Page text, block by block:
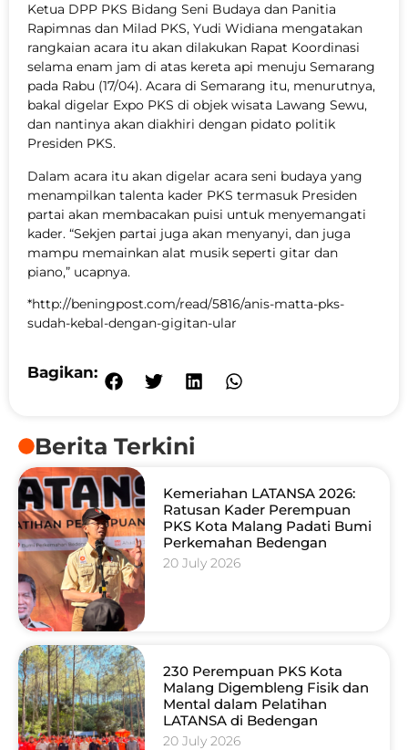
Ketua DPP PKS Bidang Seni Budaya dan Panitia
Rapimnas dan Milad PKS, Yudi Widiana mengatakan
rangkaian acara itu akan dilakukan Rapat Koordinasi
selama enam jam di atas kereta api menuju Semarang
pada Rabu (17/04). Acara di Semarang itu, menurutnya,
bakal digelar Expo PKS di objek wisata Lawang Sewu,
dan nantinya akan diakhiri dengan pidato politik
Presiden PKS.
Dalam acara itu akan digelar acara seni budaya yang
menampilkan talenta kader PKS termasuk Presiden
partai akan membacakan puisi untuk menyemangati
kader. “Sekjen partai juga akan menyanyi, dan juga
mampu memainkan alat musik seperti gitar dan
piano,” ucapnya.
*http://beningpost.com/read/5816/anis-matta-pks-
sudah-kebal-dengan-gigitan-ular
Bagikan:
Berita Terkini
Kemeriahan LATANSA 2026:
Ratusan Kader Perempuan
PKS Kota Malang Padati Bumi
Perkemahan Bedengan
20 July 2026
230 Perempuan PKS Kota
Malang Digembleng Fisik dan
Mental dalam Pelatihan
LATANSA di Bedengan
20 July 2026